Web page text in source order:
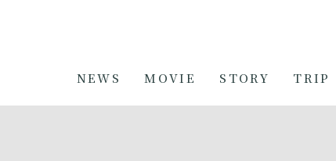
NEWS MOVIE STORY TRIP